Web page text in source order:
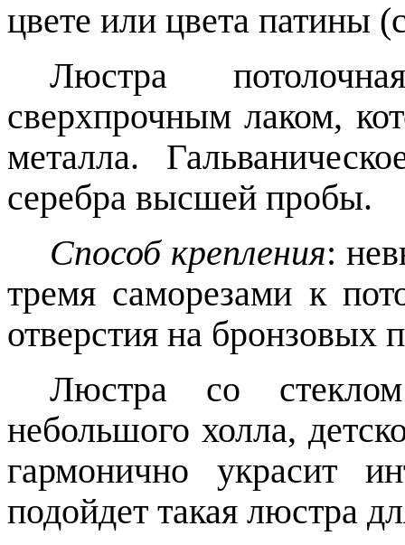
цвете или цвета патины
Люстра
сверхпрочным лаком,
металла.
серебра высшей пробы.
Способ крепления:
тремя саморезами к
отверстия на бронзовых
Люстра со
небольшого холла,
гармонично украсит
подойдет такая люстра